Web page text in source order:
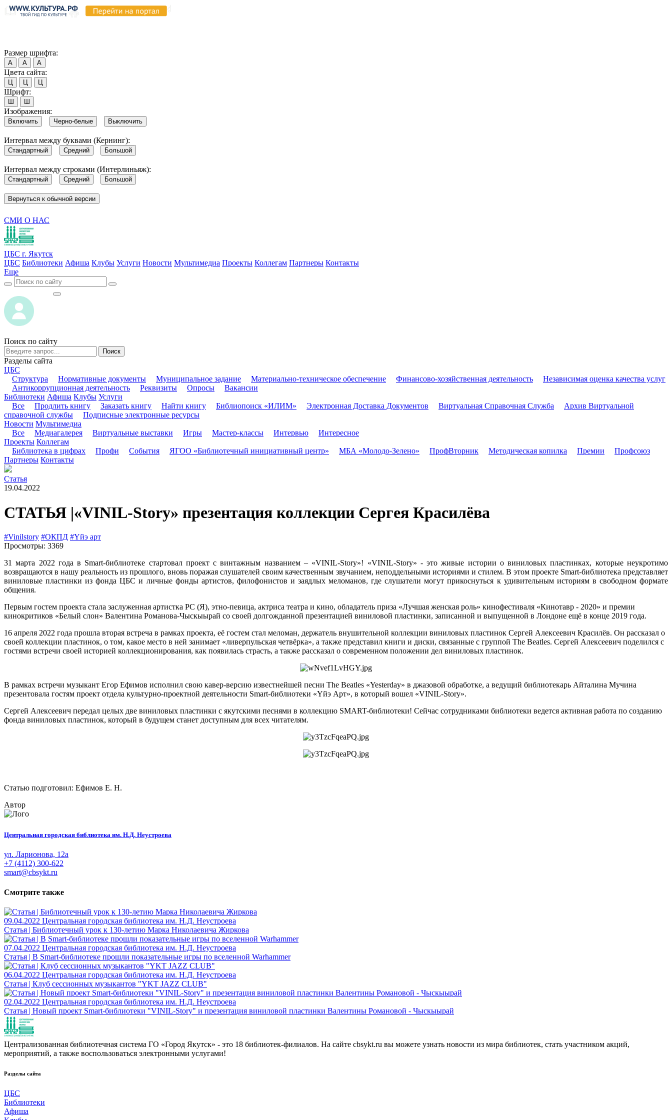
Размер шрифта:
А А А
Цвета сайта:
Ц Ц Ц
Шрифт:
Ш Ш
Изображения:
Включить Черно-белые Выключить
Интервал между буквами (Кернинг):
Стандартный Средний Большой
Интервал между строками (Интерлиньяж):
Стандартный Средний Большой
Вернуться к обычной версии
СМИ О НАС
ЦБС г. Якутск
ЦБС Библиотеки Афиша Клубы Услуги Новости Мультимедиа Проекты Коллегам Партнеры Контакты
Еще
Поиск по сайту
Поиск
Разделы сайта
ЦБС
Структура
Нормативные документы Муниципальное задание Материально-техническое обеспечение Финансово-хозяйственная деятельность
Независимая оценка качества услуг
Антикоррупционная деятельность
Реквизиты Опросы
Вакансии
Библиотеки Афиша Клубы Услуги
Все
Продлить книгу Заказать книгу Найти книгу Библиопоиск «ИЛИМ» Электронная Доставка Документов Виртуальная Справочная Служба
Архив Виртуальной
справочной службы
Подписные электронные ресурсы
Новости Мультимедиа
Все
Медиагалерея Виртуальные выставки Игры Мастер-классы Интервью
Интересное
Проекты Коллегам
Библиотека в цифрах
Профи События ЯГОО «Библиотечный инициативный центр» МБА «Молодо-Зелено» ПрофВторник Методическая копилка Премии
Профсоюз
Партнеры Контакты
Статья
19.04.2022
СТАТЬЯ |«VINIL-Story» презентация коллекции Сергея Красилёва
#Vinilstory #ОКПД #Yйэ арт
Просмотры: 3369
31 марта 2022 года в Smart-библиотеке стартовал проект с винтажным названием – «VINIL-Story»! «VINIL-Story» - это живые истории о виниловых пластинках, которые неукротимо
возвращаются в нашу реальность из прошлого, вновь поражая слушателей своим качественным звучанием, неподдельными историями и стилем. В этом проекте Smart-библиотека представляет
виниловые пластинки из фонда ЦБС и личные фонды артистов, филофонистов и заядлых меломанов, где слушатели могут прикоснуться к удивительным историям в свободном формате
общения.
Первым гостем проекта стала заслуженная артистка РС (Я), этно-певица, актриса театра и кино, обладатель приза «Лучшая женская роль» кинофестиваля «Кинотавр - 2020» и премии
кинокритиков «Белый слон» Валентина Романова-Чыскыырай со своей долгожданной презентацией виниловой пластинки, записанной и выпущенной в Лондоне ещё в конце 2019 года.
16 апреля 2022 года прошла вторая встреча в рамках проекта, её гостем стал меломан, держатель внушительной коллекции виниловых пластинок Сергей Алексеевич Красилёв. Он рассказал о
своей коллекции пластинок, о том, какое место в ней занимает «ливерпульская четвёрка», а также представил книги и диски, связанные с группой The Beatles. Сергей Алексеевич поделился с
гостями встречи своей историей коллекционирования, как появилась страсть, а также рассказал о современном положении дел виниловых пластинок.
В рамках встречи музыкант Егор Ефимов исполнил свою кавер-версию известнейшей песни The Beatles «Yesterday» в джазовой обработке, а ведущий библиотекарь Айталина Мучина
презентовала гостям проект отдела культурно-проектной деятельности Smart-библиотеки «Үйэ Арт», в который вошел «VINIL-Story».
Сергей Алексеевич передал целых две виниловых пластинки с якутскими песнями в коллекцию SMART-библиотеки! Сейчас сотрудниками библиотеки ведется активная работа по созданию
фонда виниловых пластинок, который в будущем станет доступным для всех читателям.
Статью подготовил: Ефимов Е. Н.
Автор
Центральная городская библиотека им. Н.Д. Неустроева
ул. Ларионова, 12а
+7 (4112) 300-622
smart@cbsykt.ru
Смотрите также
09.04.2022 Центральная городская библиотека им. Н.Д. Неустроева
Статья | Библиотечный урок к 130-летию Марка Николаевича Жиркова
07.04.2022 Центральная городская библиотека им. Н.Д. Неустроева
Статья | В Smart-библиотеке прошли показательные игры по вселенной Warhammer
06.04.2022 Центральная городская библиотека им. Н.Д. Неустроева
Статья | Клуб сессионных музыкантов "YKT JAZZ CLUB"
02.04.2022 Центральная городская библиотека им. Н.Д. Неустроева
Статья | Новый проект Smart-библиотеки "VINIL-Story" и презентация виниловой пластинки Валентины Романовой - Чыскыырай
Централизованная библиотечная система ГО «Город Якутск» - это 18 библиотек-филиалов. На сайте cbsykt.ru вы можете узнать новости из мира библиотек, стать участником акций,
мероприятий, а также воспользоваться электронными услугами!
Разделы сайта
ЦБС
Библиотеки
Афиша